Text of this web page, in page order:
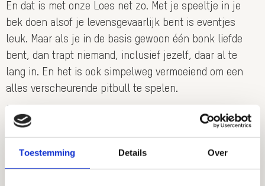
Toestemming Details Over
En dat is met onze Loes net zo. Met je speeltje in je
bek doen alsof je levensgevaarlijk bent is eventjes
leuk. Maar als je in de basis gewoon één bonk liefde
bent, dan trapt niemand, inclusief jezelf, daar al te
lang in. En het is ook simpelweg vermoeiend om een
alles verscheurende pitbull te spelen.
zien wat je helpt. Zolang “soms” maar een centraal
vrolijk kwispelen.